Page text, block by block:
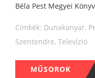
Béla Pest Megyei
Címkék: Dunakanyar,
Szentendre, Televízió
MŰSOROK